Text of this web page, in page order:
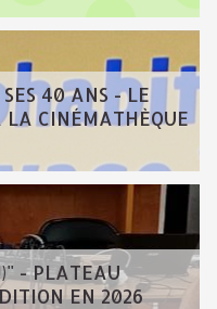
40 ANS - LE
LA CINÉMATHÈQUE
- PLATEAU
EN 2026